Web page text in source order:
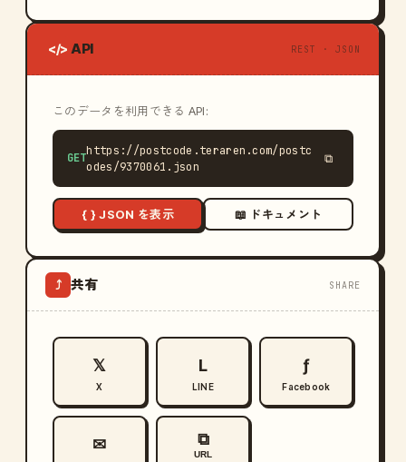
</> API REST · JSON
このデータを利用できる API:
GET
https://postcode.teraren.com/postc
odes/9370061.json
⧉
{ } JSON を表示 📖 ドキュメント
⤴ 共有 SHARE
𝕏
X
L
LINE
ƒ
Facebook
✉ ⧉
URL